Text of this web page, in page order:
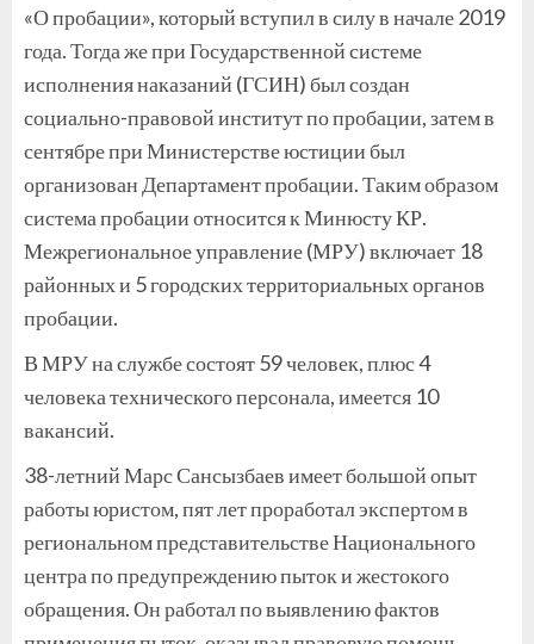
«О пробации», который вступил в силу в начале 2019
года. Тогда же при Государственной системе
исполнения наказаний (ГСИН) был создан
социально-правовой институт по пробации, затем в
сентябре при Министерстве юстиции был
организован Департамент пробации. Таким образом
система пробации относится к Минюсту КР.
Межрегиональное управление (МРУ) включает 18
районных и 5 городских территориальных органов
пробации.
В МРУ на службе состоят 59 человек, плюс 4
человека технического персонала, имеется 10
вакансий.
38-летний Марс Сансызбаев имеет большой опыт
работы юристом, пят лет проработал экспертом в
региональном представительстве Национального
центра по предупреждению пыток и жестокого
обращения. Он работал по выявлению фактов